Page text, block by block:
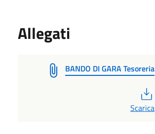
Allegati
BANDO DI GARA Tesoreria
Scarica